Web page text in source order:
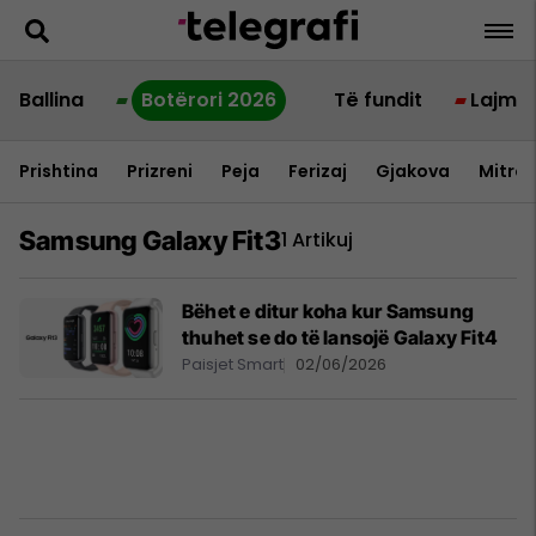
Ballina Botërori 2026 Të fundit Lajme
Prishtina Prizreni Peja Ferizaj Gjakova
Samsung Galaxy Fit31 Artikuj
Bëhet e ditur koha kur Samsung
thuhet se do të lansojë Galaxy Fit4
Paisjet Smart 02/06/2026